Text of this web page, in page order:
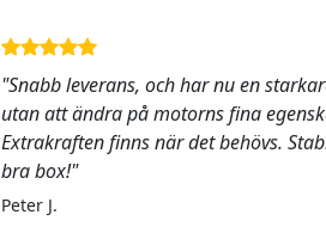
"Snabb leverans, och har nu en
utan att ändra på motorns fina
Extrakraften finns när det behövs.
bra box!"
Peter J.